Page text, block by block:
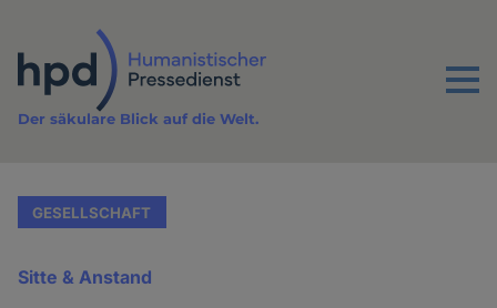
Inhalt
Menu
Der säkulare Blick auf die Welt.
GESELLSCHAFT
Sitte & Anstand